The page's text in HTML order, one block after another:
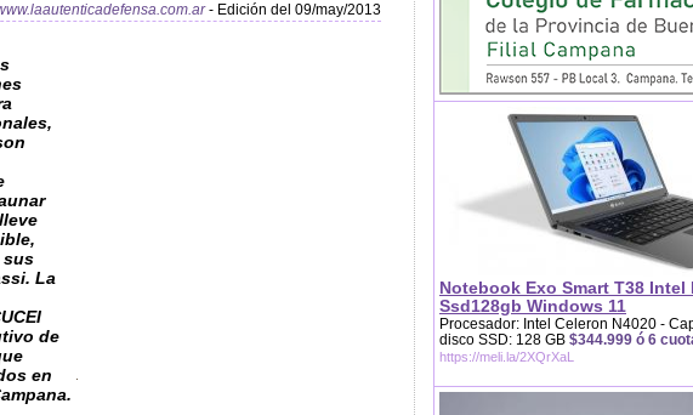
- Edición del 09/may/2013
sus
La
de
en
Notebook Exo Smart T38 Intel
Ssd128gb Windows 11
Procesador: Intel Celeron N4020 -
disco SSD: 128 GB $344.999 ó 6
https://meli.la/2XQrXaL